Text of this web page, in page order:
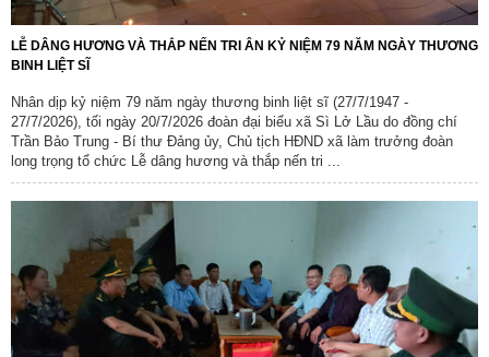
LỄ DÂNG HƯƠNG VÀ THẮP NẾN TRI ÂN KỶ NIỆM 79 NĂM NGÀY THƯƠNG
BINH LIỆT SĨ
Nhân dịp kỷ niệm 79 năm ngày thương binh liệt sĩ (27/7/1947 -
27/7/2026), tối ngày 20/7/2026 đoàn đại biểu xã Sì Lở Lầu do đồng chí
Trần Bảo Trung - Bí thư Đảng ủy, Chủ tịch HĐND xã làm trưởng đoàn
long trọng tổ chức Lễ dâng hương và thắp nến tri ...